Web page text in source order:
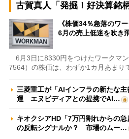
古賀真人「発掘！好決算銘柄
《株価34％急落のワ
6月の売上低迷を吹き
6月3日に8330円をつけたワークマン
7564）の株価は、わずか1カ月あまり
三菱重工が「AIインフラの新たな
運 エヌビディアとの提携でAI…
キオクシアHD「7万円割れからの
の反転シグナルか？ 市場のムー…